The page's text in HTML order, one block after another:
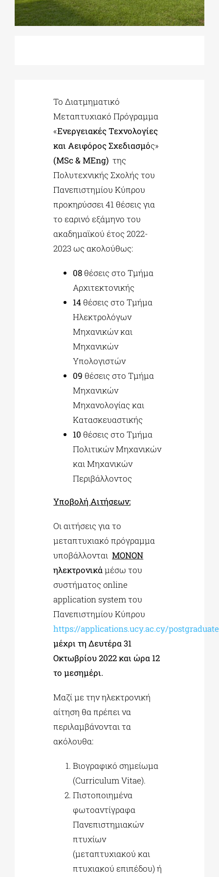
Το Διατμηματικό
Μεταπτυχιακό Πρόγραμμα
«Ενεργειακές Τεχνολογίες
και Αειφόρος Σχεδιασμός»
(MSc&MEng) της
Πολυτεχνικής Σχολής του
Πανεπιστημίου Κύπρου
προκηρύσσει 41 θέσεις για
το εαρινό εξάμηνο του
ακαδημαϊκού έτος 2022-
2023 ως ακολούθως:
08 θέσεις στο Τμήμα
Αρχιτεκτονικής
14 θέσεις στο Τμήμα
Ηλεκτρολόγων
Μηχανικών και
Μηχανικών
Υπολογιστών
09 θέσεις στο Τμήμα
Μηχανικών
Μηχανολογίας και
Κατασκευαστικής
10 θέσεις στο Τμήμα
Πολιτικών Μηχανικών
και Μηχανικών
Περιβάλλοντος
Υποβολή Αιτήσεων:
Οι αιτήσεις για το
μεταπτυχιακό πρόγραμμα
υποβάλλονταιMONON
ηλεκτρονικάμέσω του
συστήματος online
application system του
Πανεπιστημίου Κύπρου
https://applications.ucy.ac.cy/
μέχρι τη Δευτέρα 31
Οκτωβρίου2022 και ώρα 12
το μεσημέρι.
Μαζί με την ηλεκτρονική
αίτηση θα πρέπει να
περιλαμβάνονται τα
ακόλουθα:
Βιογραφικό σημείωμα
(Curriculum Vitae).
Πιστοποιημένα
φωτοαντίγραφα
Πανεπιστημιακών
πτυχίων
(μεταπτυχιακού και
πτυχιακού επιπέδου) ή